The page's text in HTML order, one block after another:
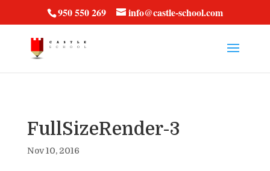
950 550 269 info@castle-school.com
FullSizeRender-3
Nov 10, 2016